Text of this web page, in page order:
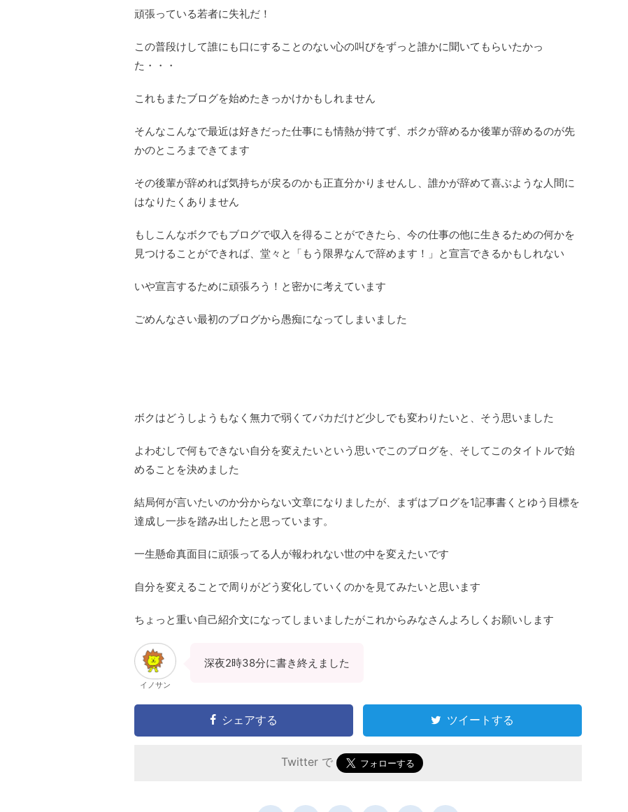
頑張っている若者に失礼だ！
この普段けして誰にも口にすることのない心の叫びをずっと誰かに聞いてもらいたかっ
た・・・
これもまたブログを始めたきっかけかもしれません
そんなこんなで最近は好きだった仕事にも情熱が持てず、ボクが辞めるか後輩が辞めるのが先
かのところまできてます
その後輩が辞めれば気持ちが戻るのかも正直分かりませんし、誰かが辞めて喜ぶような人間に
はなりたくありません
もしこんなボクでもブログで収入を得ることができたら、今の仕事の他に生きるための何かを
見つけることができれば、堂々と「もう限界なんで辞めます！」と宣言できるかもしれない
いや宣言するために頑張ろう！と密かに考えています
ごめんなさい最初のブログから愚痴になってしまいました
ボクはどうしようもなく無力で弱くてバカだけど少しでも変わりたいと、そう思いました
よわむしで何もできない自分を変えたいという思いでこのブログを、そしてこのタイトルで始
めることを決めました
結局何が言いたいのか分からない文章になりましたが、まずはブログを1記事書くとゆう目標を
達成し一歩を踏み出したと思っています。
一生懸命真面目に頑張ってる人が報われない世の中を変えたいです
自分を変えることで周りがどう変化していくのかを見てみたいと思います
ちょっと重い自己紹介文になってしまいましたがこれからみなさんよろしくお願いします
イノサン
深夜2時38分に書き終えました
シェアする ツイートする
Twitter で